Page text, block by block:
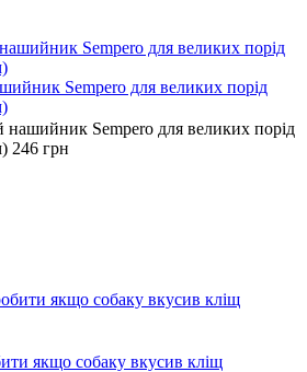
Sempero для великих порід
нашийник Sempero для великих порід
246 грн
якщо собаку вкусив кліщ